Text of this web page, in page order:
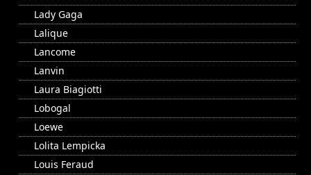
Lady Gaga
Lalique
Lancome
Lanvin
Laura Biagiotti
Lobogal
Loewe
Lolita Lempicka
Louis Feraud